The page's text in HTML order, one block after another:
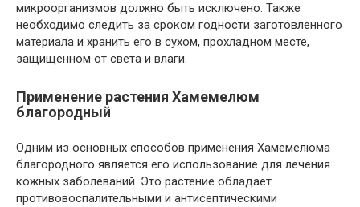
микроорганизмов должно быть исключено. Также
необходимо следить за сроком годности заготовленного
материала и хранить его в сухом, прохладном месте,
защищенном от света и влаги.
Применение растения Хамемелюм
благородный
Одним из основных способов применения Хамемелюма
благородного является его использование для лечения
кожных заболеваний. Это растение обладает
противовоспалительными и антисептическими